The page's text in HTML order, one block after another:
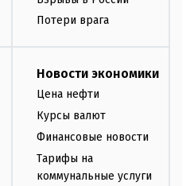
Потери врага
Новости экономики
Цена нефти
Курсы валют
Финансовые новости
Тарифы на
коммунальные услуги